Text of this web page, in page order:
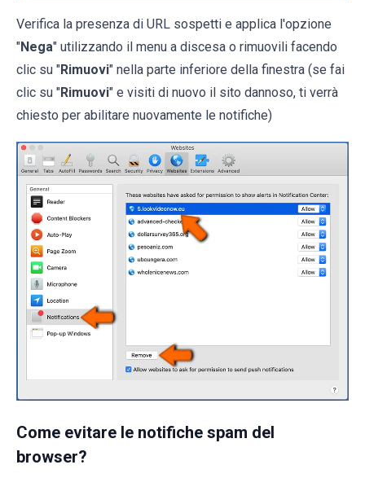
Verifica la presenza di URL sospetti e applica l'opzione
"Nega" utilizzando il menu a discesa o rimuovili facendo
clic su "Rimuovi" nella parte inferiore della finestra (se fai
clic su "Rimuovi" e visiti di nuovo il sito dannoso, ti verrà
chiesto per abilitare nuovamente le notifiche)
Come evitare le notifiche spam del
browser?